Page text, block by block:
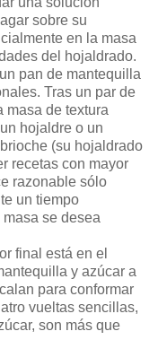
sobre su
en la masa
del hojaldrado.
pan de mantequilla
Tras un par de
masa de textura
hojaldre o un
(su hojaldrado
recetas con mayor
razonable sólo
un tiempo
se desea
final está en el
y azúcar a
para conformar
vueltas sencillas,
son más que